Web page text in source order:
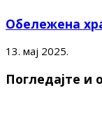
Обележена
13. мај 2025.
Погледајте и